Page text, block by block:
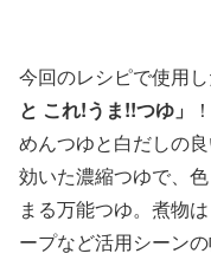
今回のレシピで使用し
と これ!うま!!つゆ」
！
めんつゆと白だしの
効いた濃縮つゆで、
まる万能つゆ。煮物
ープなど活用シーン